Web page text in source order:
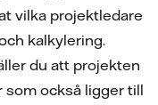
vilka projektledare
kalkylering.
du att projekten
också ligger till